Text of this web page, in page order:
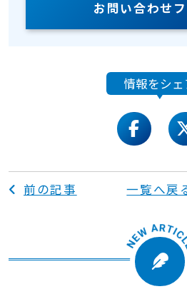
お問い合わせ
情報をシェ
前の記事 一覧へ戻